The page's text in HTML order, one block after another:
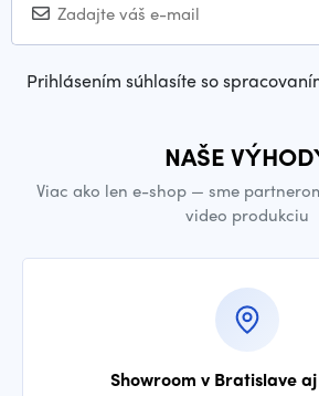
Prihlásením súhlasíte so
NAŠE
Viac ako len e-shop — sme
video produkciu
Showroom v Bratislave